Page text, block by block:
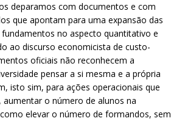
deparamos com documentos e com
que apontam para uma expansão das
no aspecto quantitativo e
ao discurso economicista de custo-
oficiais não reconhecem a
pensar a si mesma e a própria
isto sim, para ações operacionais que
aumentar o número de alunos na
elevar o número de formandos, sem